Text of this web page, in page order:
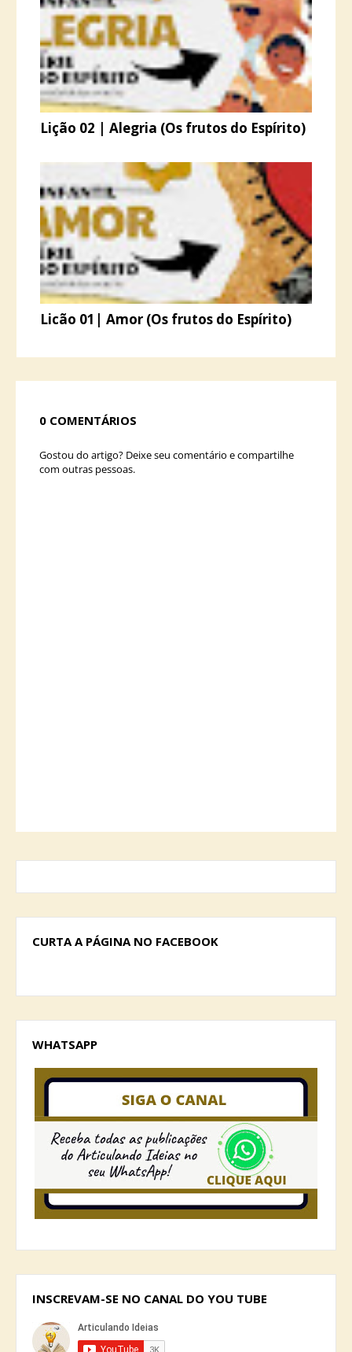
Lição 02 | Alegria (Os frutos do Espírito)
Licão 01| Amor (Os frutos do Espírito)
0 COMENTÁRIOS
Gostou do artigo? Deixe seu comentário e compartilhe
com outras pessoas.
CURTA A PÁGINA NO FACEBOOK
WHATSAPP
INSCREVAM-SE NO CANAL DO YOU TUBE